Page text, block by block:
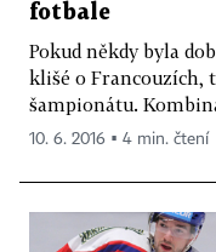
fotbale
Pokud někdy byla
klišé o Francouzích,
šampionátu.
10. 6. 2016 ▪ 4 min. čtení